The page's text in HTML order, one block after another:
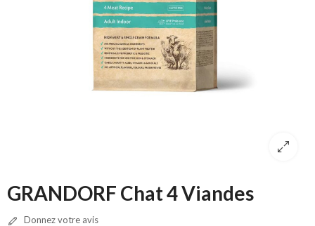
GRANDORF Chat 4 Viandes
Donnez votre avis